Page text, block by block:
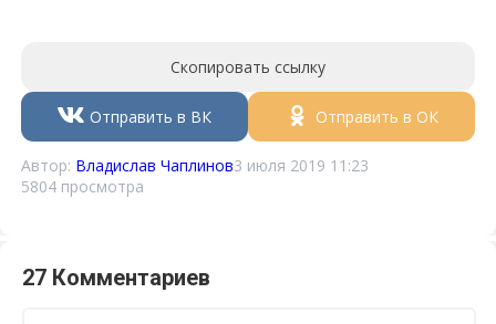
Скопировать ссылку
Отправить в ВК Отправить в ОК
Автор: Владислав Чаплинов3 июля 2019 11:23
5804 просмотра
27 Комментариев